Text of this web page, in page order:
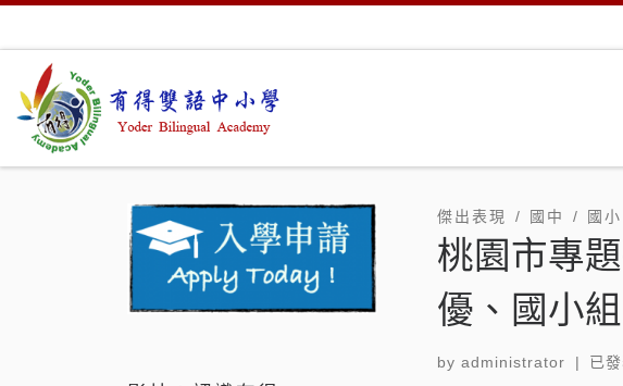
傑出表現 國中 國小
桃園市專
優、國小
by administrator | 已